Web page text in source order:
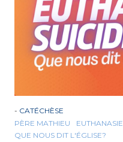
- CATÉCHÈSE
PÈRE MATHIEU
EUTHANASIE
QUE NOUS DIT L'ÉGLISE?